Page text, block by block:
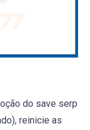
do save serp
reinicie as